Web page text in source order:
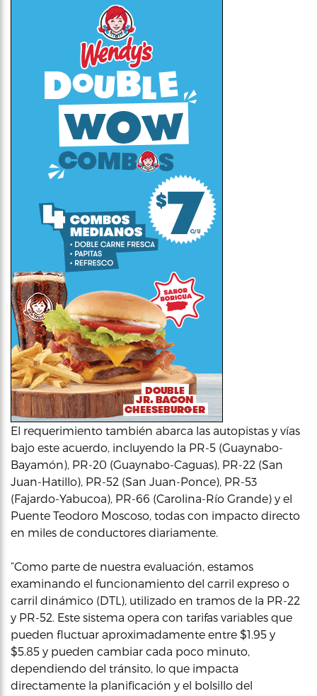
El requerimiento también abarca las autopistas y vías
bajo este acuerdo, incluyendo la PR-5 (Guaynabo-
Bayamón), PR-20 (Guaynabo-Caguas), PR-22 (San
Juan-Hatillo), PR-52 (San Juan-Ponce), PR-53
(Fajardo-Yabucoa), PR-66 (Carolina-Río Grande) y el
Puente Teodoro Moscoso, todas con impacto directo
en miles de conductores diariamente.
“Como parte de nuestra evaluación, estamos
examinando el funcionamiento del carril expreso o
carril dinámico (DTL), utilizado en tramos de la PR-22
y PR-52. Este sistema opera con tarifas variables que
pueden fluctuar aproximadamente entre $1.95 y
$5.85 y pueden cambiar cada poco minuto,
dependiendo del tránsito, lo que impacta
directamente la planificación y el bolsillo del